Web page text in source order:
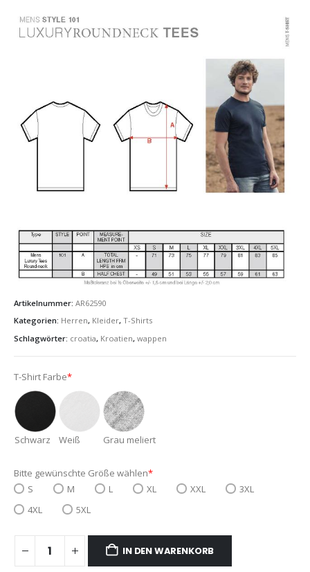
Artikelnummer: AR62590
Kategorien: Herren, Kleider, T-Shirts
Schlagwörter: croatia, Kroatien, wappen
T-Shirt Farbe*
Schwarz Weiß Grau meliert
Bitte gewünschte Größe wählen*
S
M L XL XXL
3XL
4XL
5XL
IN DEN WARENKORB